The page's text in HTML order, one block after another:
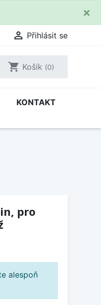
×
 Přihlásit se
shopping_cart Košík (0)
KONTAKT
pro
alespoň